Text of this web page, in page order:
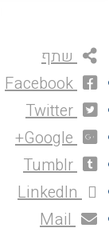
שתף
Facebook
Twitter
Google+
Tumblr
LinkedIn
Mail